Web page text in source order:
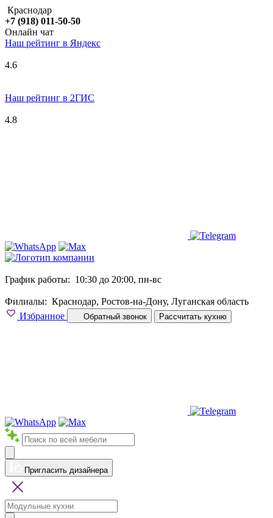
Краснодар
+7 (918) 011-50-50
Онлайн чат
Наш рейтинг в Яндекс
4.6
Наш рейтинг в 2ГИС
4.8
График работы: 10:30 до 20:00, пн-вс
Филиалы: Краснодар, Ростов-на-Дону, Луганская область
Избранное
Обратный звонок Рассчитать кухню
Пригласить дизайнера